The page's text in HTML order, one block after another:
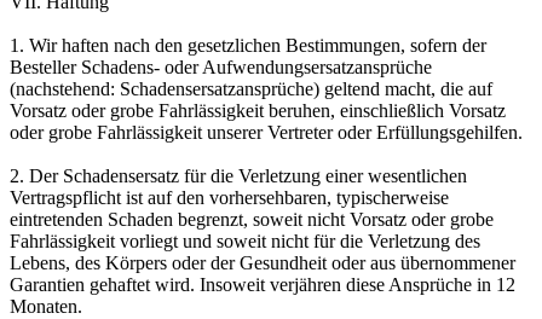
1. Wir haften nach den gesetzlichen Bestimmungen, sofern der
Besteller Schadens- oder Aufwendungsersatzansprüche
(nachstehend: Schadensersatzansprüche) geltend macht, die auf
Vorsatz oder grobe Fahrlässigkeit beruhen, einschließlich Vorsatz
oder grobe Fahrlässigkeit unserer Vertreter oder Erfüllungsgehilfen.
2. Der Schadensersatz für die Verletzung einer wesentlichen
Vertragspflicht ist auf den vorhersehbaren, typischerweise
eintretenden Schaden begrenzt, soweit nicht Vorsatz oder grobe
Fahrlässigkeit vorliegt und soweit nicht für die Verletzung des
Lebens, des Körpers oder der Gesundheit oder aus übernommener
Garantien gehaftet wird. Insoweit verjähren diese Ansprüche in 12
Monaten.